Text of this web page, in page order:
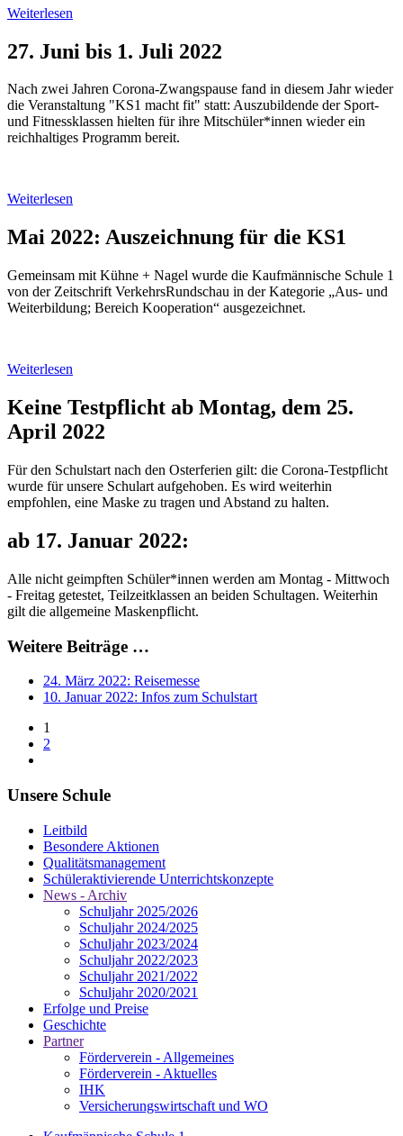
Weiterlesen
27. Juni bis 1. Juli 2022
Nach zwei Jahren Corona-Zwangspause fand in diesem Jahr wieder
die Veranstaltung "KS1 macht fit" statt: Auszubildende der Sport-
und Fitnessklassen hielten für ihre Mitschüler*innen wieder ein
reichhaltiges Programm bereit.
Weiterlesen
Mai 2022: Auszeichnung für die KS1
Gemeinsam mit Kühne + Nagel wurde die Kaufmännische Schule 1
von der Zeitschrift VerkehrsRundschau in der Kategorie „Aus- und
Weiterbildung; Bereich Kooperation“ ausgezeichnet.
Weiterlesen
Keine Testpflicht ab Montag, dem 25.
April 2022
Für den Schulstart nach den Osterferien gilt: die Corona-Testpflicht
wurde für unsere Schulart aufgehoben. Es wird weiterhin
empfohlen, eine Maske zu tragen und Abstand zu halten.
ab 17. Januar 2022:
Alle nicht geimpften Schüler*innen werden am Montag - Mittwoch
- Freitag getestet, Teilzeitklassen an beiden Schultagen. Weiterhin
gilt die allgemeine Maskenpflicht.
Weitere Beiträge …
24. März 2022: Reisemesse
10. Januar 2022: Infos zum Schulstart
1
2
Unsere Schule
Leitbild
Besondere Aktionen
Qualitätsmanagement
Schüleraktivierende Unterrichtskonzepte
News - Archiv
Schuljahr 2025/2026
Schuljahr 2024/2025
Schuljahr 2023/2024
Schuljahr 2022/2023
Schuljahr 2021/2022
Schuljahr 2020/2021
Erfolge und Preise
Geschichte
Partner
Förderverein - Allgemeines
Förderverein - Aktuelles
IHK
Versicherungswirtschaft und WO